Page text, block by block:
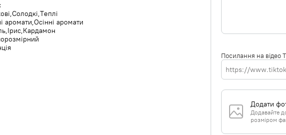
Солодкі Теплі
аромати Осінні аромати
Ірис Кардамон
Посилання на відео
Додати
Додавайте
розміром